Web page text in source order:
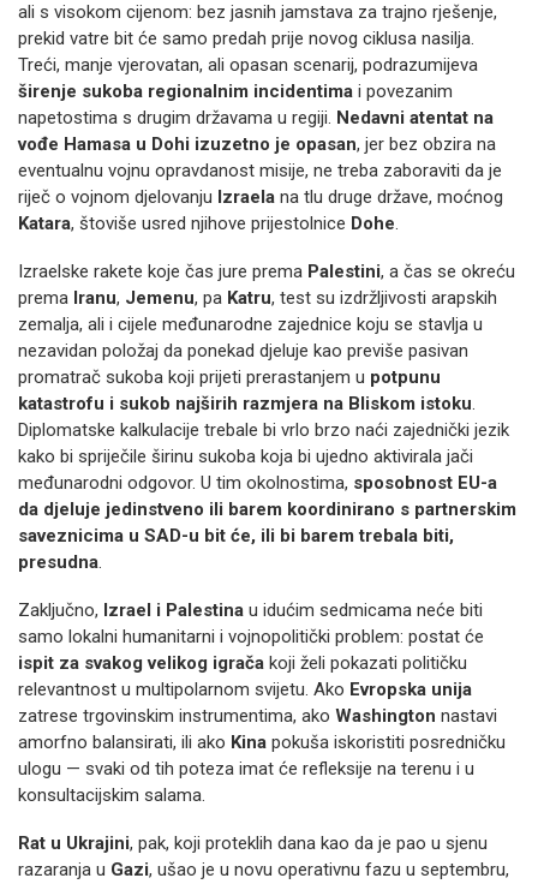
ali s visokom cijenom: bez jasnih jamstava za trajno rješenje,
prekid vatre bit će samo predah prije novog ciklusa nasilja.
Treći, manje vjerovatan, ali opasan scenarij, podrazumijeva
širenje sukoba regionalnim incidentima i povezanim
napetostima s drugim državama u regiji. Nedavni atentat na
vođe Hamasa u Dohi izuzetno je opasan, jer bez obzira na
eventualnu vojnu opravdanost misije, ne treba zaboraviti da je
riječ o vojnom djelovanju Izraela na tlu druge države, moćnog
Katara, štoviše usred njihove prijestolnice Dohe.
Izraelske rakete koje čas jure prema Palestini, a čas se okreću
prema Iranu, Jemenu, pa Katru, test su izdržljivosti arapskih
zemalja, ali i cijele međunarodne zajednice koju se stavlja u
nezavidan položaj da ponekad djeluje kao previše pasivan
promatrač sukoba koji prijeti prerastanjem u potpunu
katastrofu i sukob najširih razmjera na Bliskom istoku.
Diplomatske kalkulacije trebale bi vrlo brzo naći zajednički jezik
kako bi spriječile širinu sukoba koja bi ujedno aktivirala jači
međunarodni odgovor. U tim okolnostima, sposobnost EU-a
da djeluje jedinstveno ili barem koordinirano s partnerskim
saveznicima u SAD-u bit će, ili bi barem trebala biti,
presudna.
Zaključno, Izrael i Palestina u idućim sedmicama neće biti
samo lokalni humanitarni i vojnopolitički problem: postat će
ispit za svakog velikog igrača koji želi pokazati političku
relevantnost u multipolarnom svijetu. Ako Evropska unija
zatrese trgovinskim instrumentima, ako Washington nastavi
amorfno balansirati, ili ako Kina pokuša iskoristiti posredničku
ulogu — svaki od tih poteza imat će refleksije na terenu i u
konsultacijskim salama.
Rat u Ukrajini, pak, koji proteklih dana kao da je pao u sjenu
razaranja u Gazi, ušao je u novu operativnu fazu u septembru,